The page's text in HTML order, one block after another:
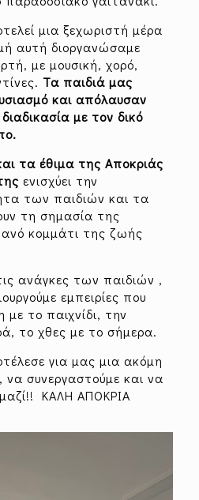
μια ξεχωριστή μέρα
αυτή διοργανώσαμε
με μουσική, χορό,
Τα παιδιά μας
και απόλαυσαν
με τον δικό
τα έθιμα της Αποκριάς
ενισχύει την
των παιδιών και τα
τη σημασία της
κομμάτι της ζωής
ανάγκες των παιδιών ,
εμπειρίες που
το παιχνίδι, την
το χθες με το σήμερα.
για μας μια ακόμη
να συνεργαστούμε και να
ΚΑΛΗ ΑΠΟΚΡΙΑ